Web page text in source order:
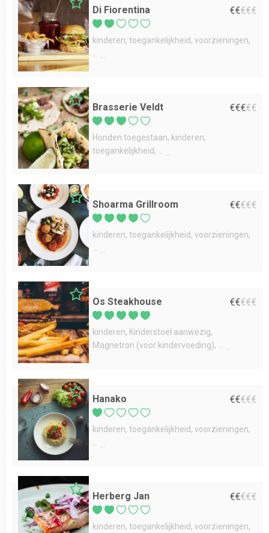
Di Fiorentina €€€€€
kinderen toegankelijkheid voorzieningen
Brasserie Veldt €€€€€
Honden toegestaan kinderen
toegankelijkheid
Shoarma Grillroom €€€€€
kinderen toegankelijkheid voorzieningen
Os Steakhouse €€€€€
kinderen Kinderstoel aanwezig
Magnetron (voor kindervoeding)
Hanako €€€€€
kinderen toegankelijkheid voorzieningen
Herberg Jan €€€€€
kinderen toegankelijkheid voorzieningen